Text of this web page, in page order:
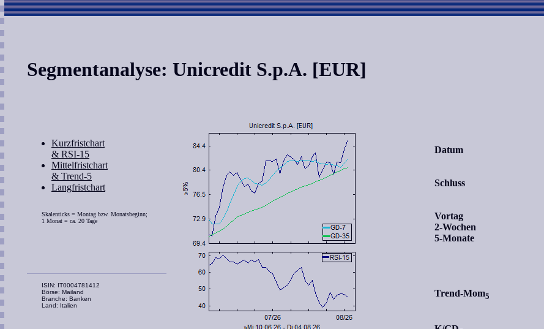
Segmentanalyse: Unicredit S.p.A. [EUR]
Kurzfristchart
& RSI-15
Mittelfristchart
& Trend-5
Langfristchart
Skalenticks = Montag bzw. Monatsbeginn;
1 Monat = ca. 20 Tage
ISIN: IT0004781412
Börse: Mailand
Branche: Banken
Land: Italien
Datum
Schluss
Vortag
2-Wochen
5-Monate
Trend-Mom5